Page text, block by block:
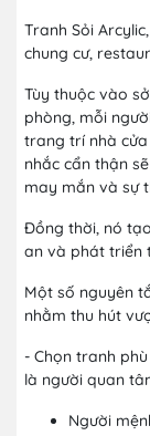
Tranh Sỏi
chung cư,
Tùy thuộc vào
phòng, mỗi
trang trí nhà
nhắc cẩn thận
may mắn và sự
Đồng thời, nó
an và phát triển
Một số nguyên
nhằm thu hút
- Chọn tranh
là người quan
Người